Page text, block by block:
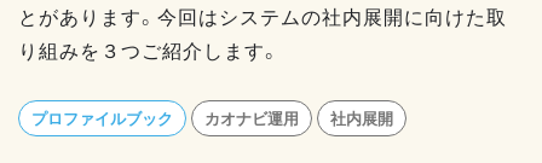
とがあります。今回はシステムの社内展開に向けた取
り組みを３つご紹介します。
プロファイルブック カオナビ運用 社内展開